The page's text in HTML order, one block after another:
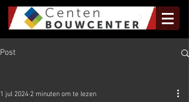
Post
1 jul 2024 2 minuten om te lezen